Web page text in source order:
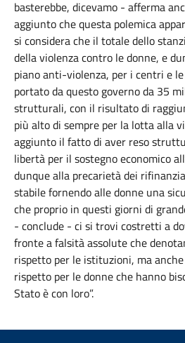
basterebbe, dicevamo - afferma
aggiunto che questa polemica
si considera che il totale dello
della violenza contro le donne, e
piano anti-violenza, per i centri e
portato da questo governo da 35
strutturali, con il risultato di
più alto di sempre per la lotta alla
aggiunto il fatto di aver reso
libertà per il sostegno economico
dunque alla precarietà dei
stabile fornendo alle donne una
che proprio in questi giorni di
- conclude - ci si trovi costretti a
fronte a falsità assolute che
rispetto per le istituzioni, ma
rispetto per le donne che hanno
Stato è con loro”.